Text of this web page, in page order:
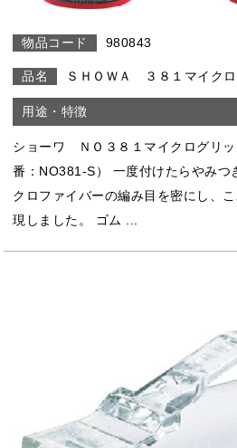
980843
ＳＨＯＷＡ ３８１マイク
ショーワ ＮＯ３８１マイクログリ
番：NO381-S） 一度付けたらやみつ
クロファイバーの編み目を密にし、
現しました。 ゴム ...